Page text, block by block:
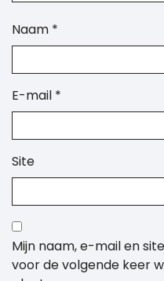
Naam *
E-mail *
Site
Mijn naam, e-mail en
voor de volgende keer